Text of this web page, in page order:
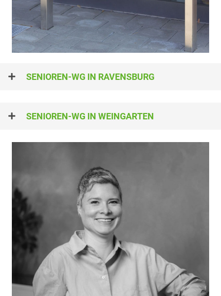
SENIO­REN-WG IN RAVENSBURG
SENIO­REN-WG IN WEINGARTEN